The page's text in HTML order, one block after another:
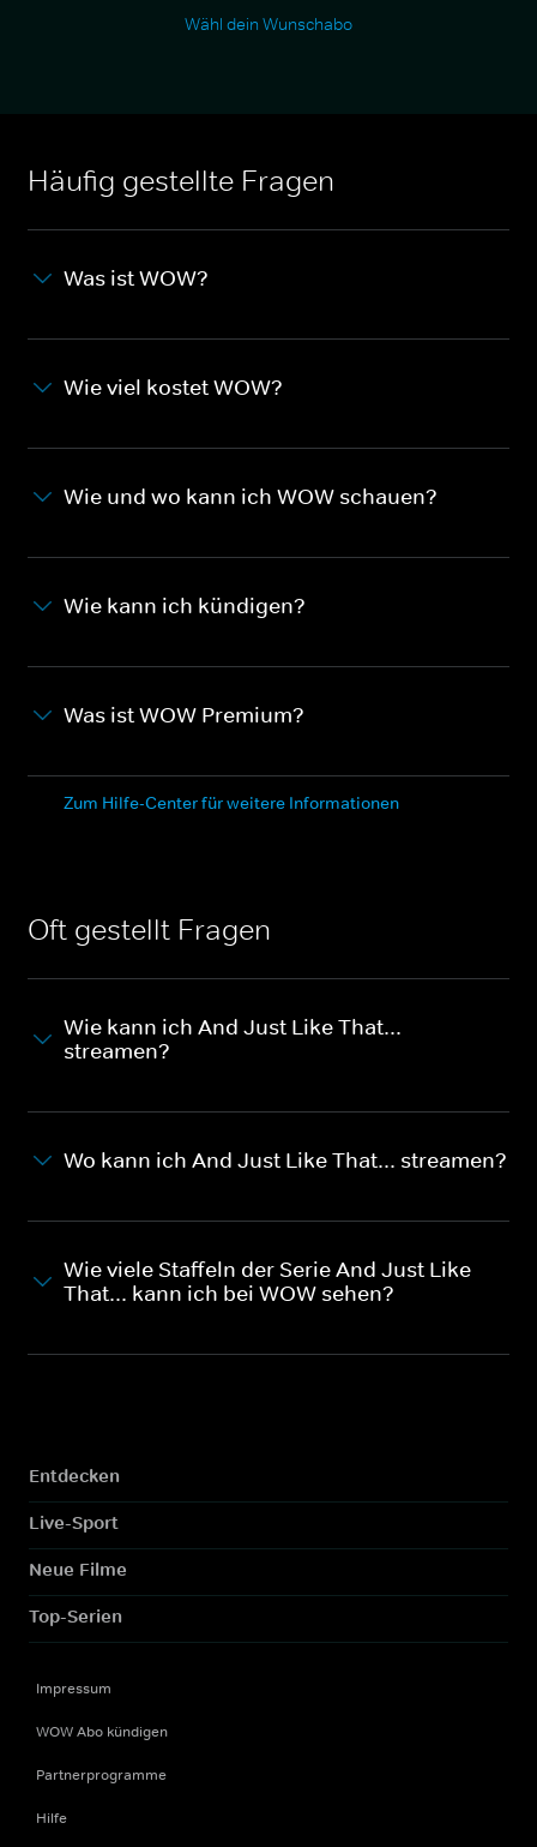
Wähl dein Wunschabo
Häufig gestellte Fragen
Was ist WOW?
Wie viel kostet WOW?
Wie und wo kann ich WOW schauen?
Wie kann ich kündigen?
Was ist WOW Premium?
Zum Hilfe-Center für weitere Informationen
Oft gestellt Fragen
Wie kann ich And Just Like That...
streamen?
Wo kann ich And Just Like That... streamen?
Wie viele Staffeln der Serie And Just Like
That... kann ich bei WOW sehen?
Entdecken
Live-Sport
Neue Filme
Top-Serien
Impressum
WOW Abo kündigen
Partnerprogramme
Hilfe